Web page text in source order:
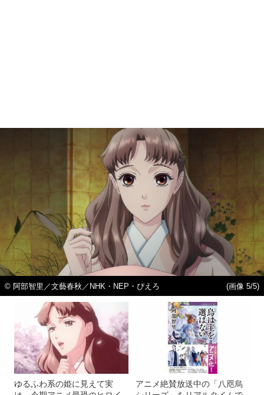
© 阿部智里／文藝春秋／NHK・NEP・ぴえろ (画像 5/5)
ゆるふわ系の姫に見えて実
アニメ絶賛放送中の「八咫烏